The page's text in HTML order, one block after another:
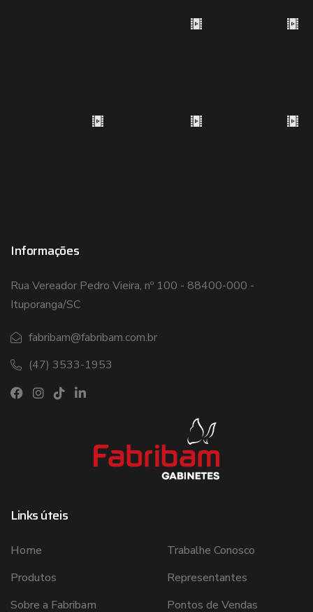
Informações
Rua Vereador Pedro Vieira, nº 100 - 88400-000 -
Ituporanga/SC
fabribam@fabribam.com.br
(47) 3533-1953
Links úteis
Home
Produtos
Sobre a Fabribam
Trabalhe Conosco
Representantes
Pontos de Vendas